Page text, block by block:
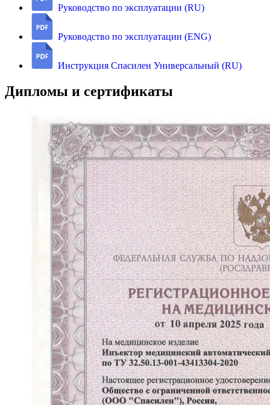
Руководство по эксплуатации (RU)
Руководство по эксплуатации (ENG)
Инструкция Спасилен Универсальный (RU)
Дипломы и сертификаты